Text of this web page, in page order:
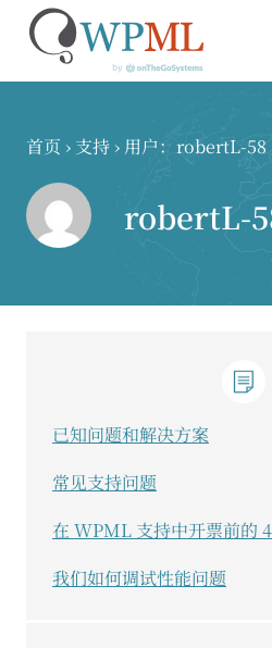
首页 › 支持› 用户：robertL-58
robertL-
已知问题和解决方案
常见支持问题
在 WPML 支持中开票前的
我们如何调试性能问题